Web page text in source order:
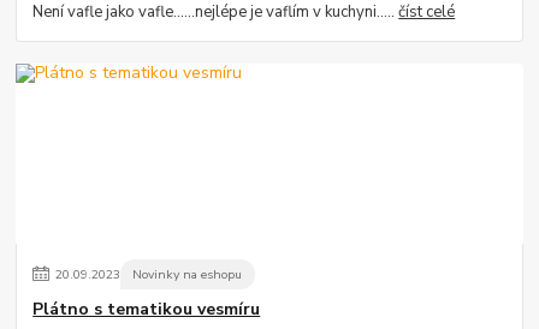
Není vafle jako vafle......nejlépe je vaflím v kuchyni.....číst celé
20.09.2023 Novinky na eshopu
Plátno s tematikou vesmíru